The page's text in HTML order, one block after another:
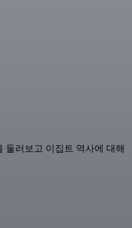
둘러보고 이집트 역사에 대해